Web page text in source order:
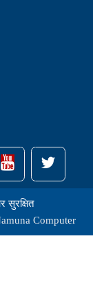
सुरक्षित
Computer